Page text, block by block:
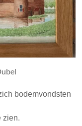
bodemvondsten
zien.